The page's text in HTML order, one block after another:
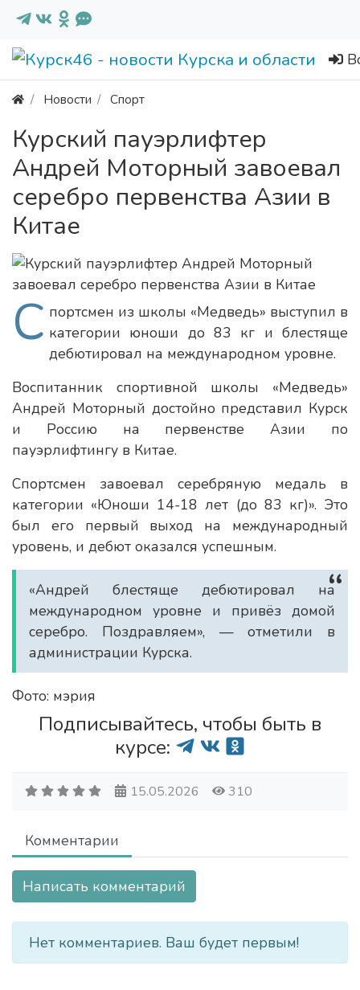
Новости Спорт
Курский пауэрлифтер
Андрей Моторный завоевал
серебро первенства Азии в
Китае
С портсмен из школы «Медведь» выступил в
категории юноши до 83 кг и блестяще
дебютировал на международном уровне.
Воспитанник спортивной школы «Медведь»
Андрей Моторный достойно представил Курск
и Россию на первенстве Азии по
пауэрлифтингу в Китае.
Спортсмен завоевал серебряную медаль в
категории «Юноши 14-18 лет (до 83 кг)». Это
был его первый выход на международный
уровень, и дебют оказался успешным.
«Андрей блестяще дебютировал на
международном уровне и привёз домой
серебро. Поздравляем», — отметили в
администрации Курска.
Фото: мэрия
Подписывайтесь, чтобы быть в
курсе:
15.05.2026 310
Комментарии
Написать комментарий
Нет комментариев. Ваш будет первым!